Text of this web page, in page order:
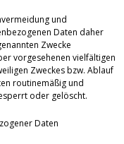
und
Daten daher
Zwecke
vorgesehenen vielfältigen
Zweckes bzw. Ablauf
routinemäßig und
oder gelöscht.
Daten